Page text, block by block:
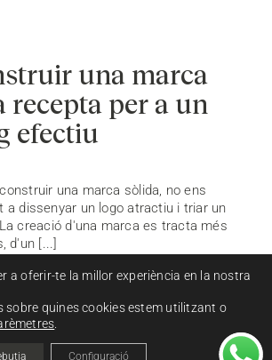
una marca
recepta per a un
efectiu
una marca sòlida, no ens
a dissenyar un logo atractiu i triar un
creació d'una marca es tracta més
d'un [...]
a oferir-te la millor experiència en la nostra
sobre quines cookies estem utilitzant o
Configuració